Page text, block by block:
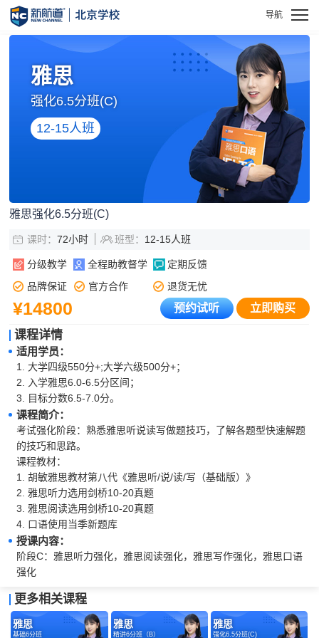
雅思
强化6.5分班(C)
12-15人班
雅思强化6.5分班(C)
课时：72小时 班型： 12-15人班
分级教学 全程助教督学
定期反馈
品牌保证
官方合作 退货无忧
¥14800 预约试听 立即购买
课程详情
适用学员：
1. 大学四级550分+;大学六级500分+；
2. 入学雅思6.0-6.5分区间；
3. 目标分数6.5-7.0分。
课程简介：
考试强化阶段：熟悉雅思听说读写做题技巧，了解各题型快速解题
的技巧和思路。
课程教材：
1. 胡敏雅思教材第八代《雅思听/说/读/写（基础版）》
2. 雅思听力选用剑桥10-20真题
3. 雅思阅读选用剑桥10-20真题
4. 口语使用当季新题库
授课内容：
阶段C：雅思听力强化，雅思阅读强化，雅思写作强化，雅思口语
强化
更多相关课程
雅思
基础6分班
雅思
精讲6分班（B）
雅思
强化6.5分班(C)